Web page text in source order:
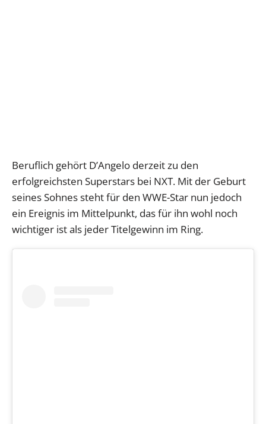
Beruflich gehört D’Angelo derzeit zu den
erfolgreichsten Superstars bei NXT. Mit der Geburt
seines Sohnes steht für den WWE-Star nun jedoch
ein Ereignis im Mittelpunkt, das für ihn wohl noch
wichtiger ist als jeder Titelgewinn im Ring.